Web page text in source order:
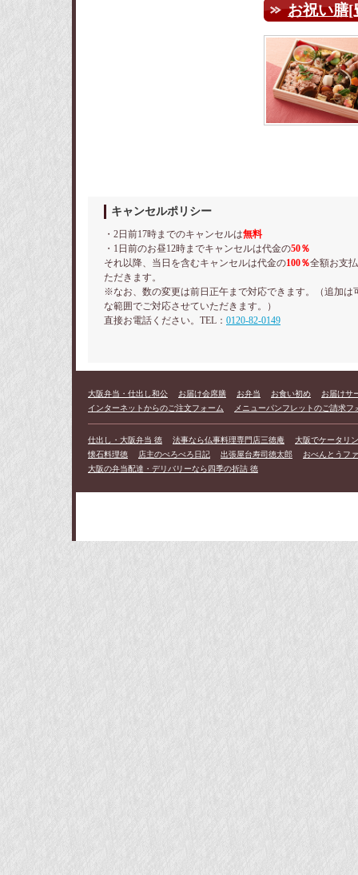
お祝い膳[
キャンセルポリシー
・2日前17時までのキャンセルは無料
・1日前のお昼12時までキャンセルは代金の50％
それ以降、当日を含むキャンセルは代金の100％全額お支
ただきます。
※なお、数の変更は前日正午まで対応できます。（追加は
な範囲でご対応させていただきます。）
直接お電話ください。TEL： 0120-82-0149
大阪弁当・仕出し和公 お届け会席膳 お弁当 お食い初め
お届けサ
インターネットからのご注文フォーム
メニューパンフレットのご請求フ
仕出し・大阪弁当 徳 法事なら仏事料理専門店三徳庵
大阪でケータリ
懐石料理徳
店主のぺろぺろ日記 出張屋台寿司徳太郎
おべんとうフ
大阪の弁当配達・デリバリーなら四季の折詰 徳